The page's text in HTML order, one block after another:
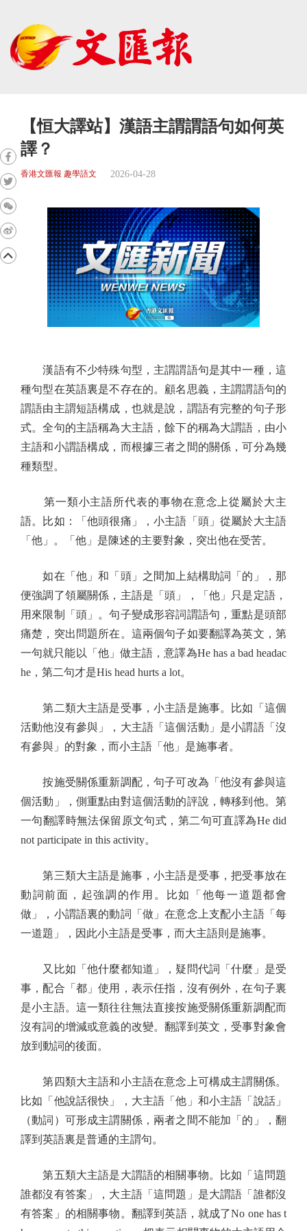
【恒大譯站】漢語主謂謂語句如何英
譯？
香港文匯報 趣學語文 2026-04-28
漢語有不少特殊句型，主謂謂語句是其中一種，這
種句型在英語裏是不存在的。顧名思義，主謂謂語句的
謂語由主謂短語構成，也就是說，謂語有完整的句子形
式。全句的主語稱為大主語，餘下的稱為大謂語，由小
主語和小謂語構成，而根據三者之間的關係，可分為幾
種類型。
第一類小主語所代表的事物在意念上從屬於大主
語。比如：「他頭很痛」，小主語「頭」從屬於大主語
「他」。「他」是陳述的主要對象，突出他在受苦。
如在「他」和「頭」之間加上結構助詞「的」，那
便強調了領屬關係，主語是「頭」，「他」只是定語，
用來限制「頭」。句子變成形容詞謂語句，重點是頭部
痛楚，突出問題所在。這兩個句子如要翻譯為英文，第
一句就只能以「他」做主語，意譯為He has a bad headac
he，第二句才是His head hurts a lot。
第二類大主語是受事，小主語是施事。比如「這個
活動他沒有參與」，大主語「這個活動」是小謂語「沒
有參與」的對象，而小主語「他」是施事者。
按施受關係重新調配，句子可改為「他沒有參與這
個活動」，側重點由對這個活動的評說，轉移到他。第
一句翻譯時無法保留原文句式，第二句可直譯為He did
not participate in this activity。
第三類大主語是施事，小主語是受事，把受事放在
動詞前面，起強調的作用。比如「他每一道題都會
做」，小謂語裏的動詞「做」在意念上支配小主語「每
一道題」，因此小主語是受事，而大主語則是施事。
又比如「他什麼都知道」，疑問代詞「什麼」是受
事，配合「都」使用，表示任指，沒有例外，在句子裏
是小主語。這一類往往無法直接按施受關係重新調配而
沒有詞的增減或意義的改變。翻譯到英文，受事對象會
放到動詞的後面。
第四類大主語和小主語在意念上可構成主謂關係。
比如「他說話很快」，大主語「他」和小主語「說話」
（動詞）可形成主謂關係，兩者之間不能加「的」，翻
譯到英語裏是普通的主謂句。
第五類大主語是大謂語的相關事物。比如「這問題
誰都沒有答案」，大主語「這問題」是大謂語「誰都沒
有答案」的相關事物。翻譯到英語，就成了No one has t